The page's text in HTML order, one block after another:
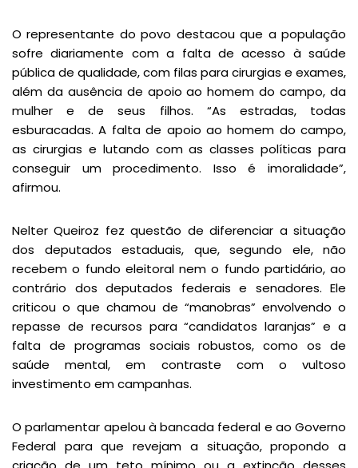
O representante do povo destacou que a população
sofre diariamente com a falta de acesso à saúde
pública de qualidade, com filas para cirurgias e exames,
além da ausência de apoio ao homem do campo, da
mulher e de seus filhos. “As estradas, todas
esburacadas. A falta de apoio ao homem do campo,
as cirurgias e lutando com as classes políticas para
conseguir um procedimento. Isso é imoralidade”,
afirmou.
Nelter Queiroz fez questão de diferenciar a situação
dos deputados estaduais, que, segundo ele, não
recebem o fundo eleitoral nem o fundo partidário, ao
contrário dos deputados federais e senadores. Ele
criticou o que chamou de “manobras” envolvendo o
repasse de recursos para “candidatos laranjas” e a
falta de programas sociais robustos, como os de
saúde mental, em contraste com o vultoso
investimento em campanhas.
O parlamentar apelou à bancada federal e ao Governo
Federal para que revejam a situação, propondo a